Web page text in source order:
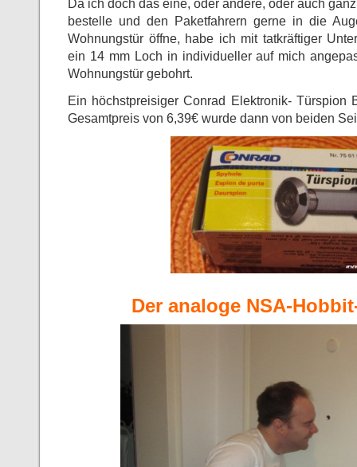
Da ich doch das eine, oder andere, oder auch
bestelle und den Paketfahrern gerne in die
Wohnungstür öffne, habe ich mit tatkräftiger
ein 14 mm Loch in individueller auf mich
Wohnungstür gebohrt.
Ein höchstpreisiger Conrad Elektronik- Türspion
Gesamtpreis von 6,39€ wurde dann von beiden
Der analoge NSA-